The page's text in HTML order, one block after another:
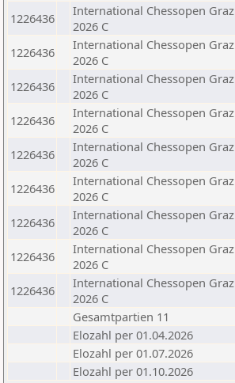
1226436
International Chessopen Graz
2026 C
1226436
International Chessopen Graz
2026 C
1226436
International Chessopen Graz
2026 C
1226436
International Chessopen Graz
2026 C
1226436
International Chessopen Graz
2026 C
1226436
International Chessopen Graz
2026 C
1226436
International Chessopen Graz
2026 C
1226436
International Chessopen Graz
2026 C
1226436
International Chessopen Graz
2026 C
Gesamtpartien 11
Elozahl per 01.04.2026
Elozahl per 01.07.2026
Elozahl per 01.10.2026